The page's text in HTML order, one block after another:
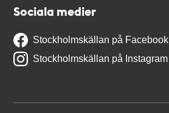
Sociala medier
Stockholmskällan på Facebook
Stockholmskällan på Instagram